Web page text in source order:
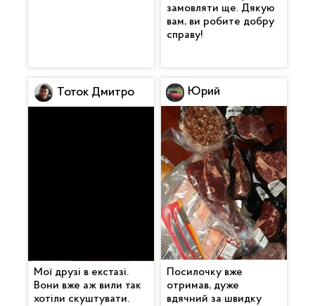
Мої друзі в екстазі.
Вони вже аж вили так
хотіли скуштувати.
Тоток Дмитро
Посилочку вже
отримав, дуже
вдячний за швидку
Юрий
замовляти ще. Дякую
вам, ви робите добру
справу!